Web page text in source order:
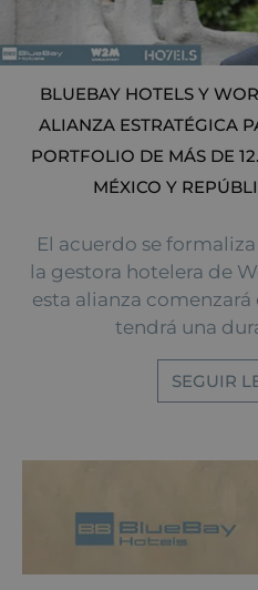
BLUEBAY HOTELS Y
ALIANZA ESTRATÉGICA
PORTFOLIO DE MÁS DE
MÉXICO Y
El acuerdo se
la gestora hotelera de
esta alianza comenzará
tendrá una
SEGUIR